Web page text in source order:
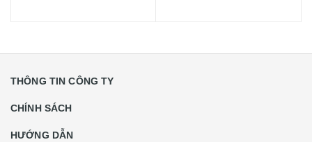
THÔNG TIN CÔNG TY
CHÍNH SÁCH
HƯỚNG DẪN